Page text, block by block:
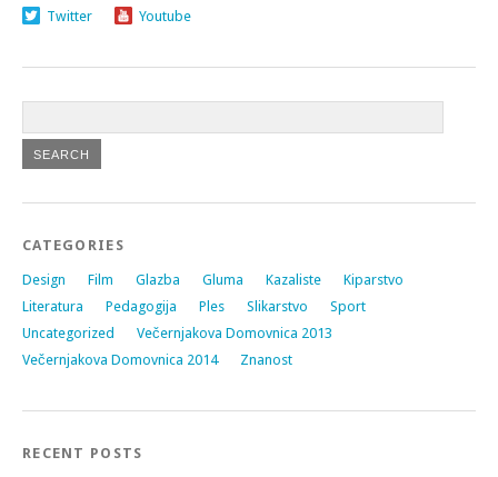
Twitter Youtube
CATEGORIES
Design Film Glazba Gluma Kazaliste
Kiparstvo
Literatura
Pedagogija Ples Slikarstvo
Sport
Uncategorized
Večernjakova Domovnica 2013
Večernjakova Domovnica 2014
Znanost
RECENT POSTS